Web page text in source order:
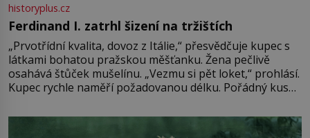
historyplus.cz
Ferdinand I. zatrhl šizení na tržištích
„Prvotřídní kvalita, dovoz z Itálie,“ přesvědčuje kupec s
látkami bohatou pražskou měšťanku. Žena pečlivě
osahává štůček mušelínu. „Vezmu si pět loket,“ prohlásí.
Kupec rychle naměří požadovanou délku. Pořádný kus
milostpaní. Stačí jenom na sukni,“ zhodnotí švadlena
množství růžového mušelínu. „Ošidili vás, podívejte.“